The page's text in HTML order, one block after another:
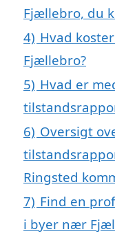
Fjællebro, du
4) Hvad
Fjællebro?
5) Hvad er
6) Oversigt
Ringsted
7) Find en
i byer nær